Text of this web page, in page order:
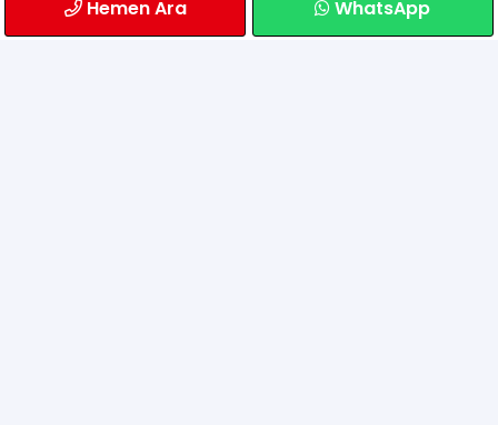
Sıkça Sorulan Sorular
Hemen Ara WhatsApp